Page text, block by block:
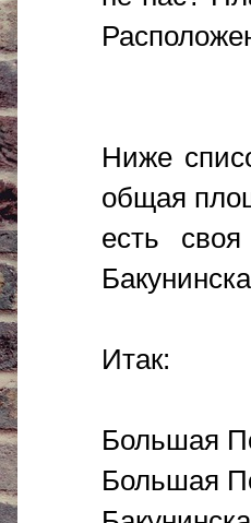
Ниже
общая
есть
Итак:
Большая
Большая